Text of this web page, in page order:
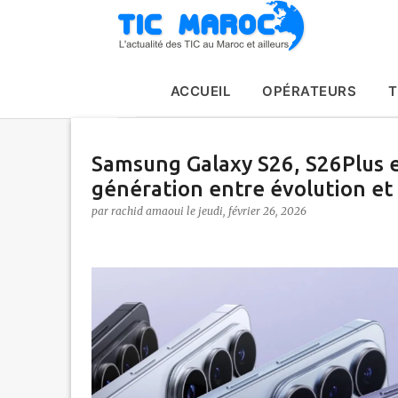
ACCUEIL OPÉRATEURS
Samsung Galaxy S26,
génération entre évolution et
par rachid amaoui le jeudi, février 26, 2026